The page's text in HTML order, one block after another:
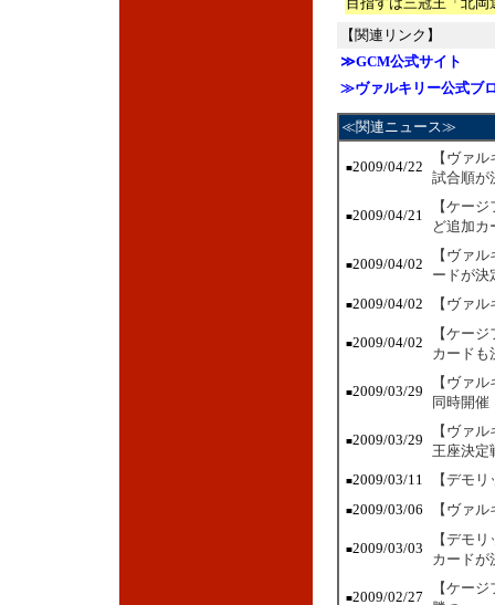
【関連リンク】
≫GCM公式サイト
≫ヴァルキリー公式ブ
≪関連ニュース≫
■2009/04/22
【ヴァ
試合順が
■2009/04/21
【ケー
ど追加カ
■2009/04/02
【ヴァ
ードが決
■2009/04/02 【ヴァ
■2009/04/02
【ケー
カードも
■2009/03/29
【ヴァ
同時開催
■2009/03/29
【ヴァ
王座決定
■2009/03/11 【デモ
■2009/03/06 【ヴァ
■2009/03/03
【デモ
カードが
■2009/02/27
【ケー